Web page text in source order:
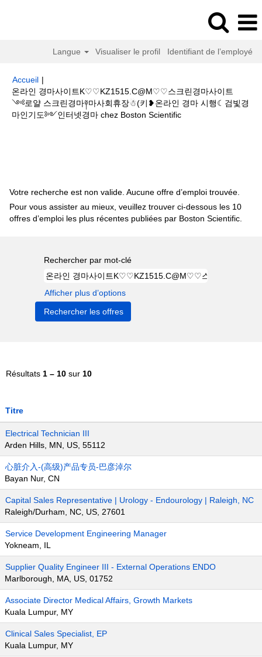
Langue Visualiser le profil Identifiant de l’employé
Accueil |
온라인 경마사이트K♡♡KZ1515.C@M♡♡스크린경마사이트
༺로얄 스크린경마༈마사회휴장☃(키❥온라인 경마 시행☾검빛경
마인기도༻인터넷경마 chez Boston Scientific(page
Votre recherche est non valide. Aucune offre d’emploi trouvée.
Pour vous assister au mieux, veuillez trouver ci-dessous les 10
offres d’emploi les plus récentes publiées par Boston Scientific.
Rechercher par mot-clé
Afficher plus d’options
Résultats 1 – 10 sur 10
Titre
Electrical Technician III
Arden Hills, MN, US, 55112
心脏介入-(高级)产品专员-巴彦淖尔
Bayan Nur, CN
Capital Sales Representative | Urology - Endourology | Raleigh, NC
Raleigh/Durham, NC, US, 27601
Service Development Engineering Manager
Yokneam, IL
Supplier Quality Engineer III - External Operations ENDO
Marlborough, MA, US, 01752
Associate Director Medical Affairs, Growth Markets
Kuala Lumpur, MY
Clinical Sales Specialist, EP
Kuala Lumpur, MY